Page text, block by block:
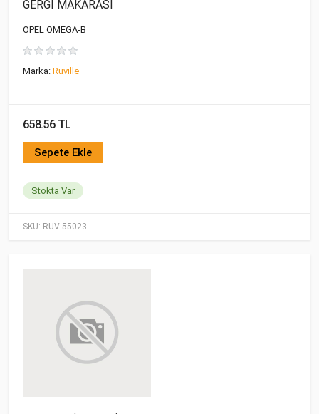
SKU: RUV-55023
GERGİ MAKARASI
OPEL OMEGA-B
Marka: Ruville
658.56 TL
Sepete Ekle
Stokta Var